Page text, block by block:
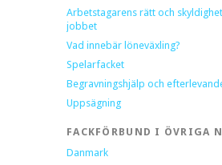
Arbetstagarens rätt och
jobbet
Vad innebär löneväxling?
Spelarfacket
Begravningshjälp och
Uppsägning
FACKFÖRBUND I ÖVRIGA
Danmark